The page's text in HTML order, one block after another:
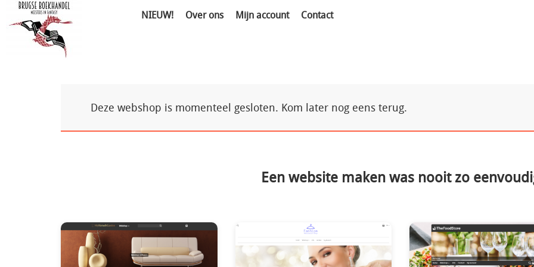
NIEUW! Over ons Mijn account Contact
Deze webshop is momenteel gesloten. Kom later nog eens terug.
Een website maken was nooit zo